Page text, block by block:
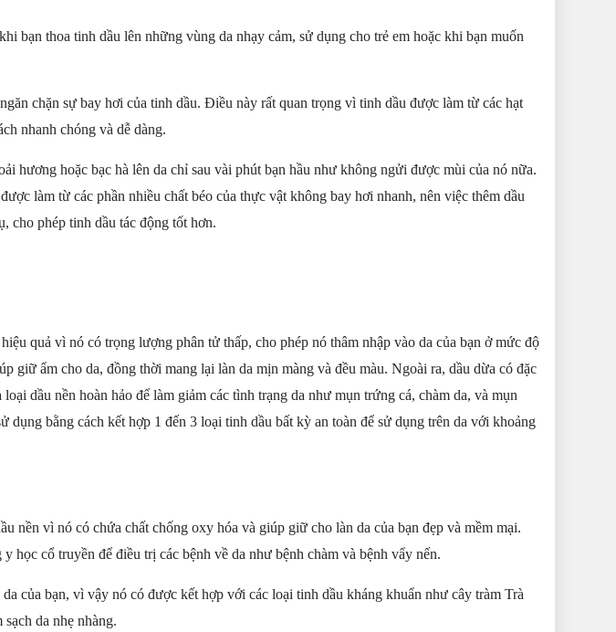
bạn thoa tinh dầu lên những vùng da nhạy cảm, sử dụng cho trẻ em hoặc khi bạn muốn
chặn sự bay hơi của tinh dầu. Điều này rất quan trọng vì tinh dầu được làm từ các hạt
nhanh chóng và dễ dàng.
hương hoặc bạc hà lên da chỉ sau vài phút bạn hầu như không ngửi được mùi của nó nữa.
được làm từ các phần nhiều chất béo của thực vật không bay hơi nhanh, nên việc thêm dầu
cho phép tinh dầu tác động tốt hơn.
hiệu quả vì nó có trọng lượng phân tử thấp, cho phép nó thâm nhập vào da của bạn ở mức độ
giữ ẩm cho da, đồng thời mang lại làn da mịn màng và đều màu. Ngoài ra, dầu dừa có đặc
loại dầu nền hoàn hảo để làm giảm các tình trạng da như mụn trứng cá, chàm da, và mụn
ử dụng bằng cách kết hợp 1 đến 3 loại tinh dầu bất kỳ an toàn để sử dụng trên da với khoảng
u nền vì nó có chứa chất chống oxy hóa và giúp giữ cho làn da của bạn đẹp và mềm mại.
y học cổ truyền để điều trị các bệnh về da như bệnh chàm và bệnh vẩy nến.
của bạn, vì vậy nó có được kết hợp với các loại tinh dầu kháng khuẩn như cây tràm Trà
sạch da nhẹ nhàng.